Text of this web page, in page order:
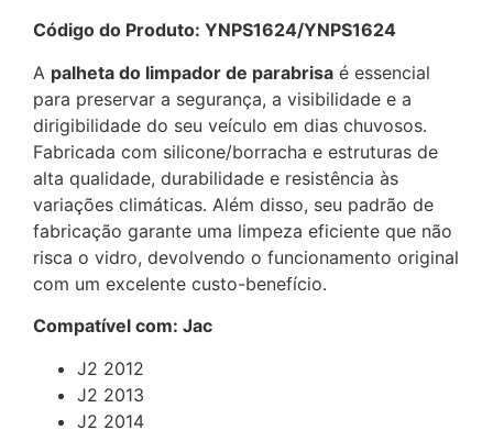
Código do Produto: YNPS1624/YNPS1624
A palheta do limpador de parabrisa é essencial
para preservar a segurança, a visibilidade e a
dirigibilidade do seu veículo em dias chuvosos.
Fabricada com silicone/borracha e estruturas de
alta qualidade, durabilidade e resistência às
variações climáticas. Além disso, seu padrão de
fabricação garante uma limpeza eficiente que não
risca o vidro, devolvendo o funcionamento original
com um excelente custo-benefício.
Compatível com: Jac
J2 2012
J2 2013
J2 2014